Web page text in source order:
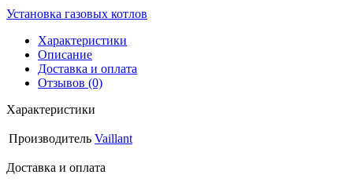
Установка газовых котлов
Характеристики
Описание
Доставка и оплата
Отзывов (0)
Характеристики
Производитель Vaillant
Доставка и оплата